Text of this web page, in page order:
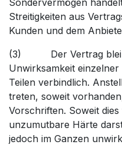
Streitigkeiten aus
Kunden und dem
(3) Der Vertrag
Unwirksamkeit
Teilen verbindlich.
treten, soweit
Vorschriften. Soweit
unzumutbare Härte
jedoch im Ganzen